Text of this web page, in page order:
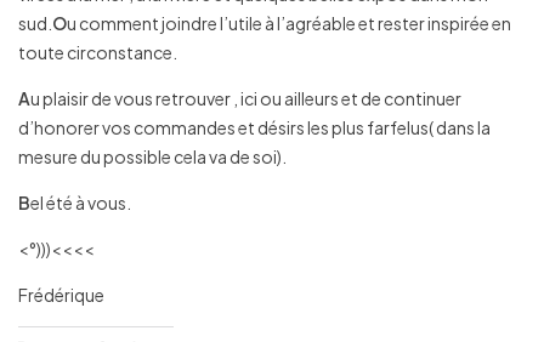
sud. Ou comment joindre l’utile à l’agréable et rester inspirée en
toute circonstance.
Au plaisir de vous retrouver , ici ou ailleurs et de continuer
d’honorer vos commandes et désirs les plus farfelus( dans la
mesure du possible cela va de soi).
Bel été à vous.
<°)))<<<<
Frédérique